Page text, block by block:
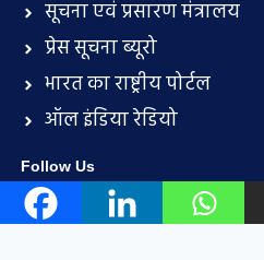
सूचना एवं प्रसारण मंत्रालय
प्रेस सूचना ब्यूरो
भारत का राष्ट्रीय पोर्टल
ऑल इंडिया रेडियो
Follow Us